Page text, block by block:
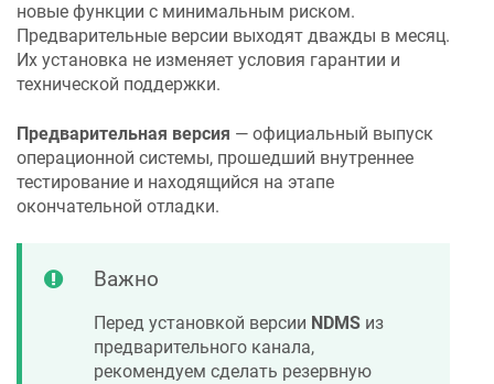
новые функции с минимальным риском.
Предварительные версии выходят дважды в месяц.
Их установка не изменяет условия гарантии и
технической поддержки.
Предварительная версия — официальный выпуск
операционной системы, прошедший внутреннее
тестирование и находящийся на этапе
окончательной отладки.
Важно
Перед установкой версии NDMS из
предварительного канала,
рекомендуем сделать резервную